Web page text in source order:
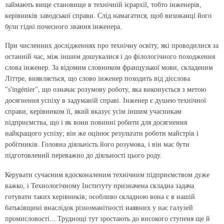
займають вище становище в технічній ієрархії, тобто інженерів,
керівників заводської справи. Слід намагатися, щоб вихованці його
були гідні почесного звання інженера.
При численних дослідженнях про технічну освіту, які проводилися за
останній час, між іншим дошукалися і до філологічного походження
слова інженер. За відомим словником французької мови, складеним
Літтре, виявляється, що слово інженер походить від дієслова
"s'ingénier", що означає розумову роботу, яка виконується з метою
досягнення успіху в задуманій справі. Інженер є душею технічної
справи, керівником її, який вказує усім іншим учасникам
підприємства, що і як вони повинні робити для досягнення
найкращого успіху; він же оцінює результати роботи майстрів і
робітників. Головна діяльність його розумова, і він має бути
підготовлений переважно до діяльності цього роду.
Керувати сучасним вдосконаленим технічним підприємством дуже
важко, і Технологічному Інституту призначена складна задача
готувати таких керівників; особливо складною вона є в нашій
батьківщині внаслідок різноманітності наявних у нас галузей
промисловості... Труднощі тут зростають до високого ступеня ще й